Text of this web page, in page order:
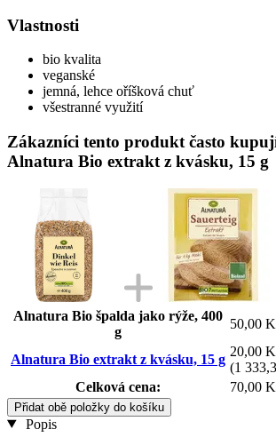
Vlastnosti
bio kvalita
veganské
jemná, lehce oříšková chuť
všestranné využití
Zákazníci tento produkt často
Alnatura Bio extrakt z kvásku, 15 g
Alnatura Bio špalda jako rýže, 400
g
50,00
Alnatura Bio extrakt z kvásku, 15 g
20,00
(1
Celková cena:
70,00
Přidat obě položky do košíku
Popis